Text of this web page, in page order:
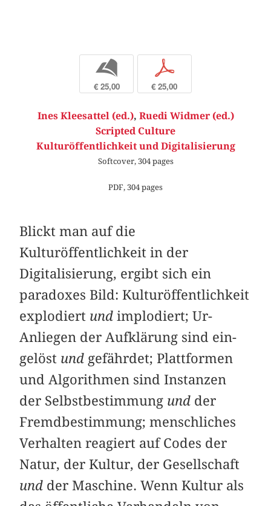
b
€ 25,00
p
€ 25,00
Ines Kleesattel (ed.), Ruedi Widmer (ed.)
Scripted Culture
Kulturöffentlichkeit und Digitalisierung
Softcover, 304 pages
PDF, 304 pages
Blickt man auf die
Kulturöffentlichkeit in der
Digitalisierung, ergibt sich ein
paradoxes Bild: Kulturöffentlichkeit
explodiert und implodiert; Ur-
Anliegen der Aufklärung sind ein­
gelöst und gefährdet; Plattformen
und Algorithmen sind Instanzen
der Selbstbestimmung und der
Fremdbestimmung; menschliches
Verhalten reagiert auf Codes der
Natur, der Kultur, der Gesellschaft
und der Maschine. Wenn Kultur als